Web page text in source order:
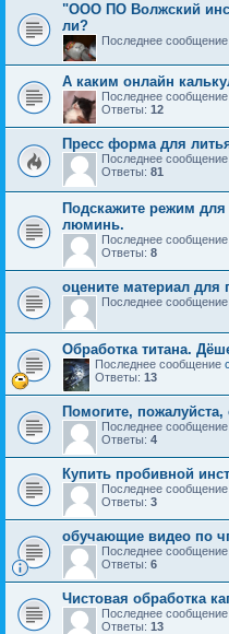
"ООО ПО Волжский
ли?
Последнее сообщение
А каким онлайн
Последнее сообщение
Ответы: 12
Пресс форма для
Последнее сообщение
Ответы: 81
Подскажите режим для
люминь.
Последнее сообщение
Ответы: 8
оцените материал для
Последнее сообщение
Обработка титана.
Последнее сообщение
Ответы: 13
Помогите, пожалуйста,
Последнее сообщение
Ответы: 4
Купить пробивной
Последнее сообщение
Ответы: 3
обучающие видео по
Последнее сообщение
Ответы: 6
Чистовая обработка
Последнее сообщение
Ответы: 13